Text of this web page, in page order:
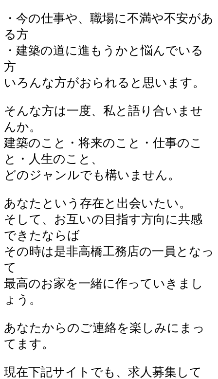
・今の仕事や、職場に不満や不安があ
る方
・建築の道に進もうかと悩んでいる
方
いろんな方がおられると思います。
そんな方は一度、私と語り合いませ
んか。
建築のこと・将来のこと・仕事のこ
と・人生のこと、
どのジャンルでも構いません。
あなたという存在と出会いたい。
そして、お互いの目指す方向に共感
できたならば
その時は是非高橋工務店の一員となっ
て
最高のお家を一緒に作っていきまし
ょう。
あなたからのご連絡を楽しみにまっ
てます。
現在下記サイトでも、求人募集して